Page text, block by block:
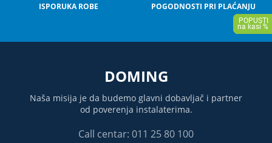
ISPORUKA ROBE POGODNOSTI PRI PLAĆANJU
DOMING
Naša misija je da budemo glavni dobavljač i partner
od poverenja instalaterima.
Call centar: 011 25 80 100